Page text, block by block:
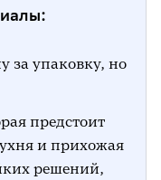
за упаковку, но
предстоит
и прихожая
решений,